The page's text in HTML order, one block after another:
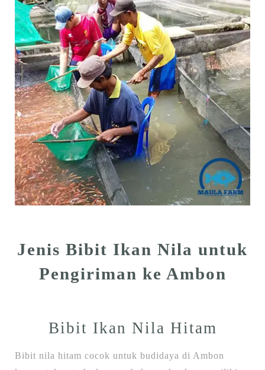
Jenis Bibit Ikan Nila untuk
Pengiriman ke Ambon
Bibit Ikan Nila Hitam
Bibit nila hitam cocok untuk budidaya di Ambon